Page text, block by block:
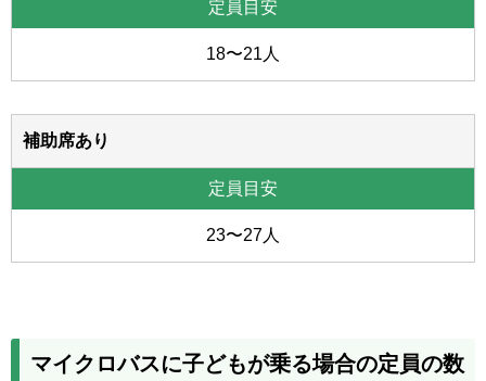
18〜21人
補助席あり
23〜27人
マイクロバスに子どもが乗る場合の定員の数